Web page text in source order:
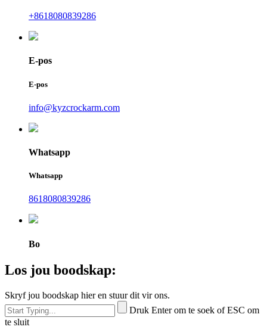
+8618080839286
E-pos
E-pos
info@kyzcrockarm.com
Whatsapp
Whatsapp
8618080839286
Bo
Los jou boodskap:
Skryf jou boodskap hier en stuur dit vir ons.
Druk Enter om te soek of ESC om
te sluit